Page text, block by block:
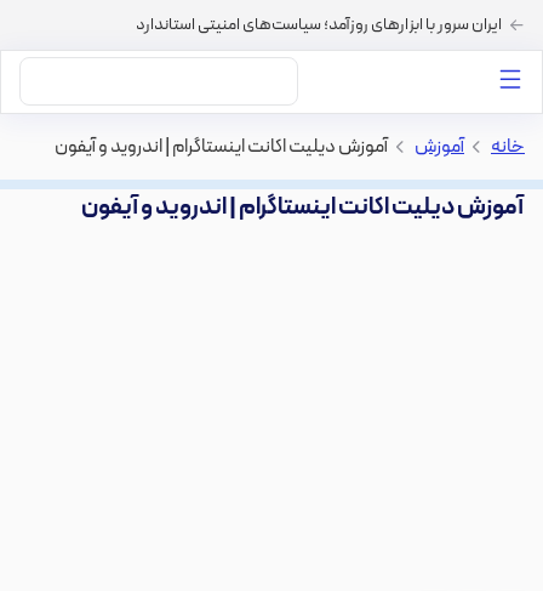
ایران سرور با ابزارهای روزآمد؛ سیاست‌های امنیتی استاندارد
خانه > آموزش > آموزش دیلیت اکانت اینستاگرام | اندروید و آیفون
آموزش دیلیت اکانت اینستاگرام | اندروید و آیفون